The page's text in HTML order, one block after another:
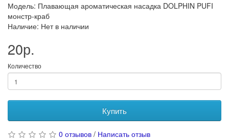
Модель: Плавающая ароматическая насадка DOLPHIN PUFI
монстр-краб
Наличие: Нет в наличии
20р.
Количество
Купить
0 отзывов / Написать отзыв